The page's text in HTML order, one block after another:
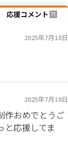
応援コメント 71
2025年7月18日
2025年7月18日
作おめでとうご
と応援してま